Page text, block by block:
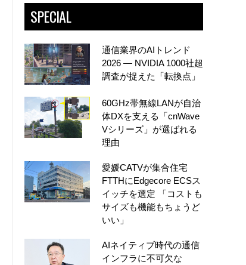
SPECIAL
通信業界のAIトレンド
2026 ― NVIDIA 1000社超
調査が捉えた「転換点」
60GHz帯無線LANが自治
体DXを支える「cnWave
Vシリーズ」が選ばれる
理由
愛媛CATVが集合住宅
FTTHにEdgecore ECSス
イッチを選定 「コストも
サイズも機能もちょうど
いい」
AIネイティブ時代の通信
インフラに不可欠な